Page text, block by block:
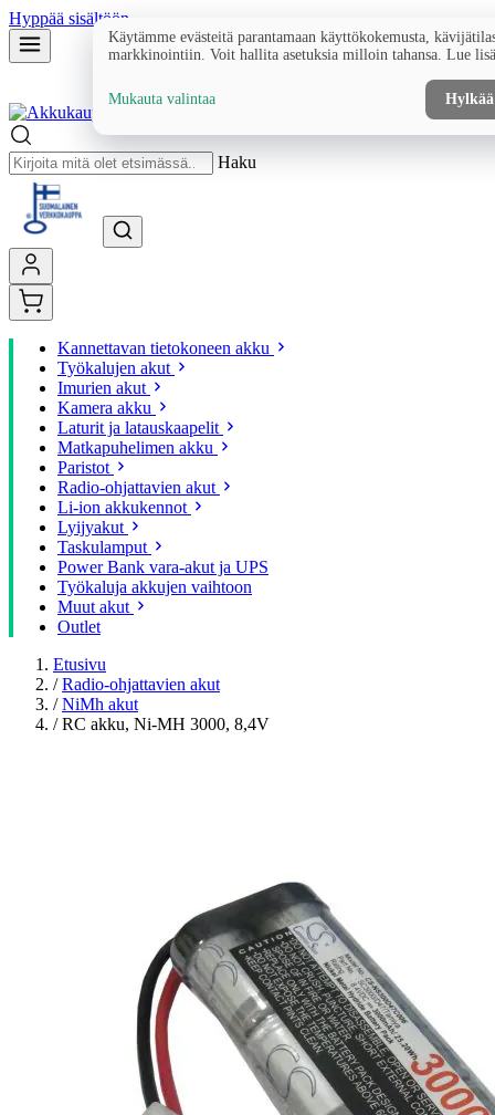
Hyppää sisältöön
Haku
Kannettavan tietokoneen akku
Työkalujen akut
Imurien akut
Kamera akku
Laturit ja latauskaapelit
Matkapuhelimen akku
Paristot
Radio-ohjattavien akut
Li-ion akkukennot
Lyijyakut
Taskulamput
Power Bank vara-akut ja UPS
Työkaluja akkujen vaihtoon
Muut akut
Outlet
Etusivu
/ Radio-ohjattavien akut
/ NiMh akut
/ RC akku, Ni-MH 3000, 8,4V
Käytämme evästeitä parantamaan käyttökokemusta,
markkinointiin. Voit hallita asetuksia milloin tahansa. Lue
Mukauta valintaa Hylkää